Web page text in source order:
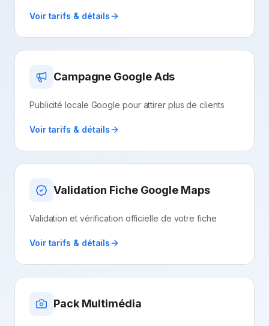
Voir tarifs & détails
Campagne Google Ads
Publicité locale Google pour attirer plus de clients
Voir tarifs & détails
Validation Fiche Google Maps
Validation et vérification officielle de votre fiche
Voir tarifs & détails
Pack Multimédia